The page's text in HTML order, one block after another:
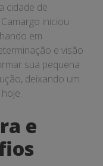
cidade de
iniciou
em
e visão
sua pequena
deixando um
e